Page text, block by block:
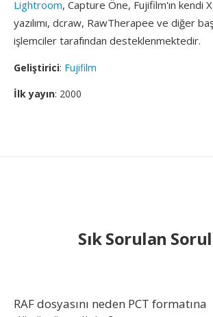
Lightroom, Capture Öne, Fujifilm'ın kendi
yazılımı, dcraw, RawTherapee ve diğer
işlemciler tarafından desteklenmektedir.
Geliştirici: Fujifilm
İlk yayın: 2000
Sık Sorulan
RAF dosyasını neden PCT formatına